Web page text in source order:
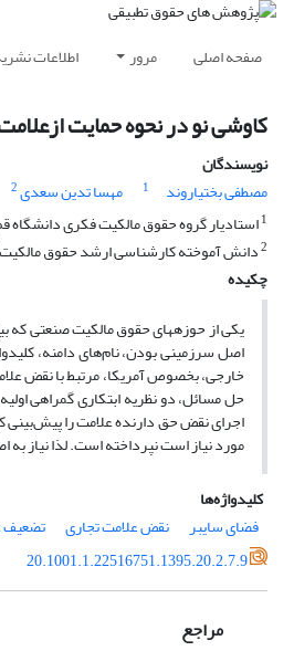
صفحه اصلی مرور اطلاعات
کاوشی نو در نحوه حمایت
نویسندگان
مصطفی بختیاروند
1 مهسا تدین سعدی2
1استادیار گروه حقوق مالکیت فکری دانشگاه
2دانش آموخته کارشناسی ارشد حقوق مالکیت
چکیده
یکی از حوزه­های حقوق مالکیت صنعتی که
اصل سرزمینی بودن، نام‌های دامنه،
خارجی، بخصوص آمریکا، مرتبط با نقض
حل مسائل، دو نظریه ابتکاری گمراهی
اجرای نقض حق دارنده علامت را پیش‌بینی
مورد نیاز است نپرداخته است. لذا نیاز
کلیدواژه‌ها
فضای سایبر
نقض علامت تجاری تضعیف
20.1001.1.22516751.1395.20.2.7.9
مراجع